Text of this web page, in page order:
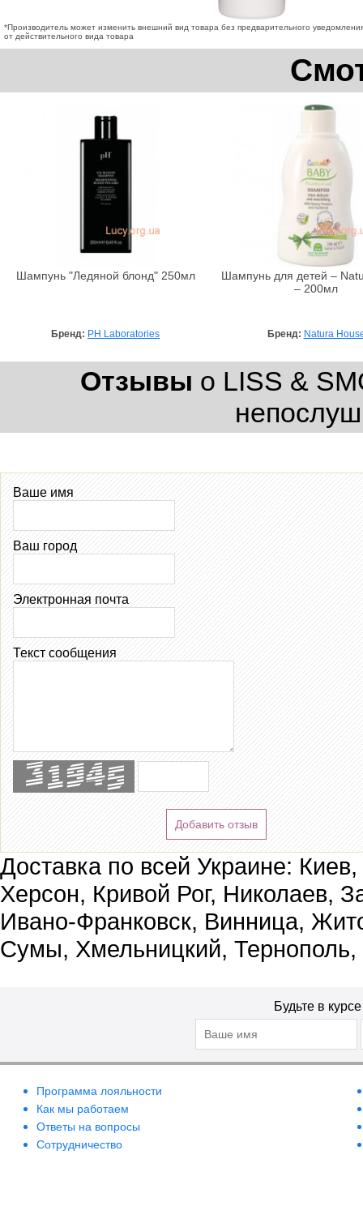
*Производитель может изменить внешний вид товара без предварительного
от действительного вида товара
Шампунь "Ледяной блонд" 250мл
Бренд: PH Laboratories
Шампунь для детей –
– 200мл
Бренд: Natura
Отзывы о LISS &
Ваше имя
Ваш город
Электронная почта
Текст сообщения
Добавить отзыв
Доставка по всей Украине:
Херсон, Кривой Рог, Николаев,
Ивано-Франковск, Винница,
Сумы, Хмельницкий, Тернополь,
Будьте в
Программа лояльности
Как мы работаем
Ответы на вопросы
Сотрудничество